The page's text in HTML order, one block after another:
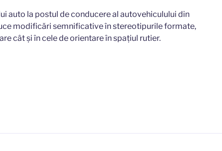
auto la postul de conducere al autovehiculului din
modificări semnificative în stereotipurile formate,
cât şi în cele de orientare în spaţiul rutier.